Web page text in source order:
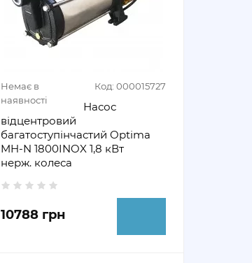
Немає в
наявності
Код: 000015727
Насос
відцентровий
багатоступінчастий Optima
MH-N 1800INOX 1,8 кВт
нерж. колеса
10788 грн